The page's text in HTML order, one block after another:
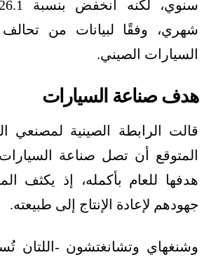
شهري، وفقًا لبيانات من تحالف
السيارات الصيني.
هدف صناعة السيارات
قالت الرابطة الصينية لمصنعي
المتوقع أن تصل صناعة
هدفها للعام بأكمله، إذ يكثف
جهودهم لإعادة الإنتاج إلى طبيعته.